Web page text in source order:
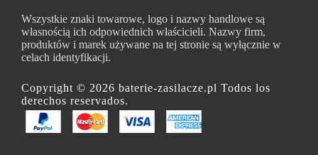
Wszystkie znaki towarowe, logo i nazwy handlowe są
własnością ich odpowiednich właścicieli. Nazwy firm,
produktów i marek używane na tej stronie są wyłącznie w
celach identyfikacji.
Copyright © 2026 baterie-zasilacze.pl Todos los
derechos reservados.